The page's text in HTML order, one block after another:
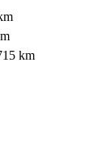
km